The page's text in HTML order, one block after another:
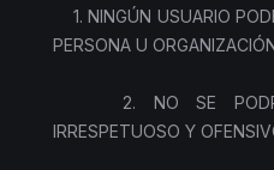
1. NINGÚN USUARIO
PERSONA U
2. NO SE PODRÁ
IRRESPETUOSO Y